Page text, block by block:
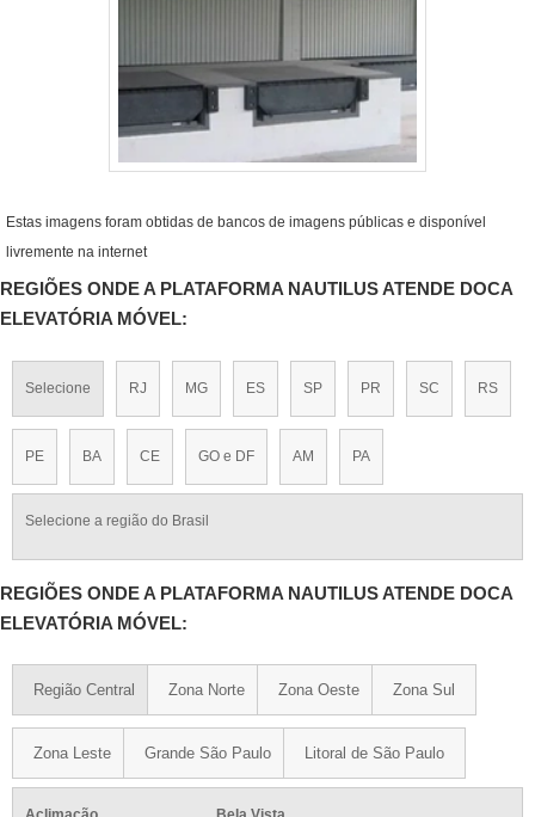
Estas imagens foram obtidas de bancos de imagens públicas e disponível
livremente na internet
REGIÕES ONDE A PLATAFORMA NAUTILUS ATENDE DOCA
ELEVATÓRIA MÓVEL:
Selecione RJ MG ES SP PR SC RS
PE BA CE GO e DF AM PA
Selecione a região do Brasil
REGIÕES ONDE A PLATAFORMA NAUTILUS ATENDE DOCA
ELEVATÓRIA MÓVEL:
Região Central Zona Norte Zona Oeste Zona Sul
Zona Leste Grande São Paulo Litoral de São Paulo